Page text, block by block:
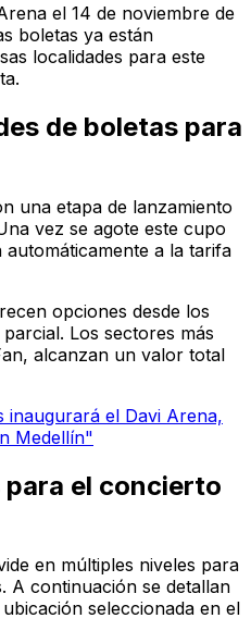
el 14 de noviembre de
boletas ya están
localidades para este
de boletas para
una etapa de lanzamiento
vez se agote este cupo
a la tarifa
opciones desde los
Los sectores más
alcanzan un valor total
inaugurará el Davi Arena,
Medellín"
el concierto
en múltiples niveles para
A continuación se detallan
seleccionada en el